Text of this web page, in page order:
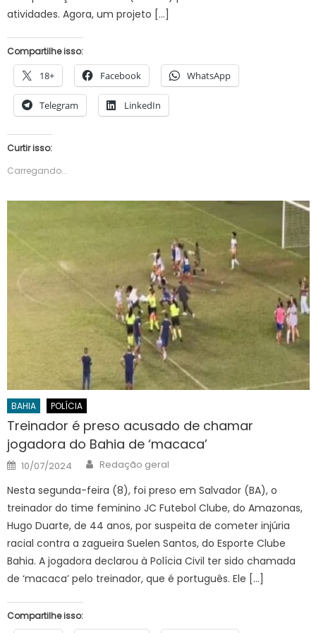
atividades. Agora, um projeto […]
Compartilhe isso:
18+ Facebook WhatsApp
Telegram LinkedIn
Curtir isso:
Carregando...
BAHIA POLÍCIA
Treinador é preso acusado de chamar
jogadora do Bahia de ‘macaca’
Posted
on
10/07/2024 Author
Redação geral
Nesta segunda-feira (8), foi preso em Salvador (BA), o
treinador do time feminino JC Futebol Clube, do Amazonas,
Hugo Duarte, de 44 anos, por suspeita de cometer injúria
racial contra a zagueira Suelen Santos, do Esporte Clube
Bahia. A jogadora declarou à Polícia Civil ter sido chamada
de ‘macaca’ pelo treinador, que é português. Ele […]
Compartilhe isso: